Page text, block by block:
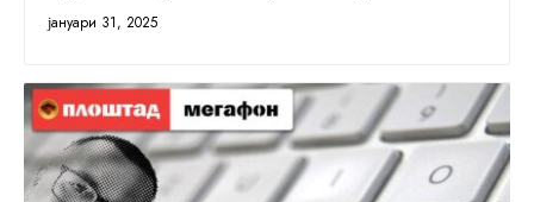
јануари 31, 2025